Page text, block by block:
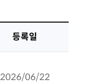
등록일
2026/06/22